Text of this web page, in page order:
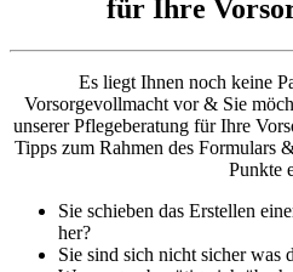
für Ihre
Es liegt Ihnen noch keine
Vorsorgevollmacht vor & Sie
unserer Pflegeberatung für Ihre
Tipps zum Rahmen des Formulars
Punkte
Sie schieben das Erstellen
her?
Sie sind sich nicht sicher was